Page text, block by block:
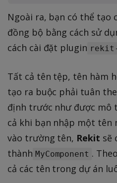
Ngoài ra, bạn có thể tạo
đồng bộ bằng cách sử
cách cài đặt plugin
Tất cả tên tệp, tên hàm
tạo ra buộc phải tuân
định trước như được mô
cả khi bạn nhập một tên
vào trường tên, Rekit sẽ
thành MyComponent .
cả các tên trong dự án